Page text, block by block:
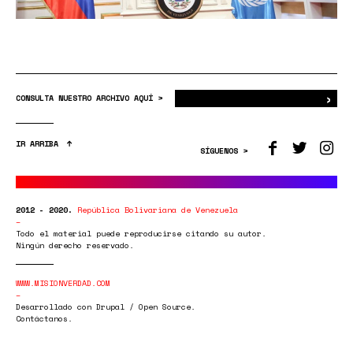
CONSULTA NUESTRO ARCHIVO AQUÍ > ›
IR ARRIBA
SÍGUENOS >
2012 - 2020. República Bolivariana de Venezuela
Todo el material puede reproducirse citando su autor.
Ningún derecho reservado.
WWW.MISIONVERDAD.COM
Desarrollado con Drupal / Open Source.
Contáctanos.